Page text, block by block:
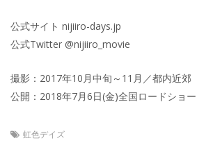
公式サイト nijiiro-days.jp
公式Twitter @nijiiro_movie
撮影：2017年10月中旬～11月／都内近郊
公開：2018年7月6日(金)全国ロードショー
虹色デイズ